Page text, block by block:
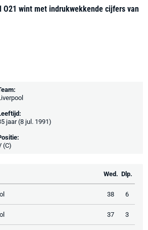
O21 wint met indrukwekkende cijfers van
jaar (8 jul. 1991)
(C)
Wed. Dlp.
38 6
37 3